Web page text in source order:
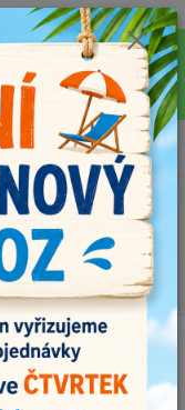
letních prázdnin náš
!!! V PONDĚLÍ 10.8.
BUDEME V ÚTERÝ
Menu
Hledat
0ks
za0,00 Kč
MOOL ORIGINAL